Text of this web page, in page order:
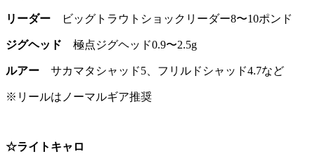
リーダー ビッグトラウトショックリーダー8〜10ポンド
ジグヘッド 極点ジグヘッド0.9〜2.5g
ルアー サカマタシャッド5、フリルドシャッド4.7など
※リールはノーマルギア推奨
☆ライトキャロ